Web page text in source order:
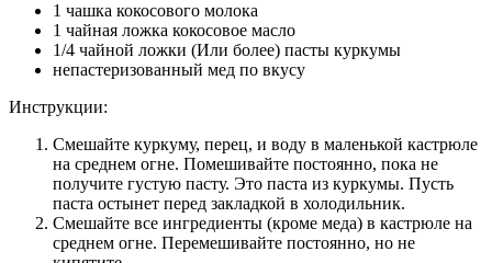
1 чашка кокосового молока
1 чайная ложка кокосовое масло
1/4 чайной ложки (Или более) пасты куркумы
непастеризованный мед по вкусу
Инструкции:
Смешайте куркуму, перец, и воду в маленькой кастрюле
на среднем огне. Помешивайте постоянно, пока не
получите густую пасту. Это паста из куркумы. Пусть
паста остынет перед закладкой в холодильник.
Смешайте все ингредиенты (кроме меда) в кастрюле на
среднем огне. Перемешивайте постоянно, но не